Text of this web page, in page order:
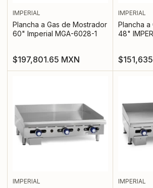
IMPERIAL
Plancha a Gas de Mostrador
60" Imperial MGA-6028-1
Precio
regular
$197,801.65 MXN
IMPERIAL
Plancha
48"
Precio
regular
IMPERIAL IMPERIAL